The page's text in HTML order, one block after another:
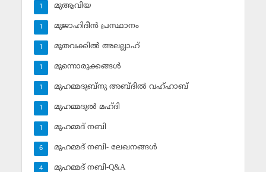
മുആവിയ
1
മുജാഹിദീന്‍ പ്രസ്ഥാനം
1
മുതവക്കില്‍ അലല്ലാഹ്
1
മുന്നൊരുക്കങ്ങള്‍
1
മുഹമ്മദുബ്‌നു അബ്ദില്‍ വഹ്ഹാബ്
1
മുഹമ്മദുല്‍ മഹ്ദി
1
മുഹമ്മദ് നബി
1
മുഹമ്മദ് നബി- ലേഖനങ്ങള്‍
6
മുഹമ്മദ് നബി-Q&A
4